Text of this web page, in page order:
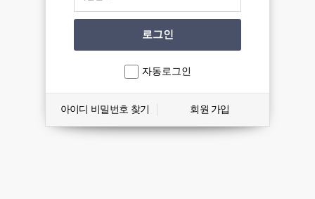
자동로그인
아이디 비밀번호 찾기 회원 가입